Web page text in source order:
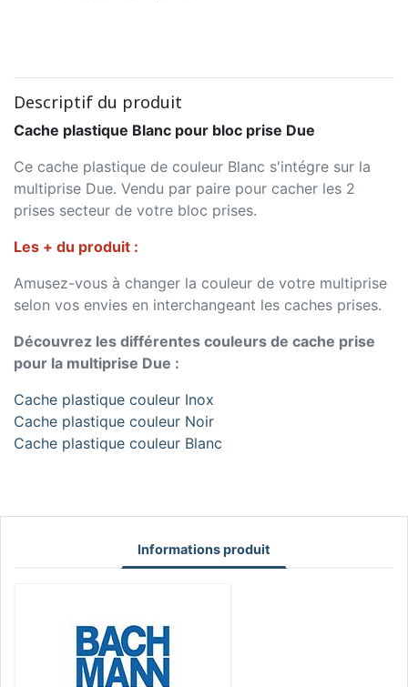
Descriptif du produit
Cache plastique Blanc pour bloc prise Due
Ce cache plastique de couleur Blanc s'intégre sur la
multiprise Due. Vendu par paire pour cacher les 2
prises secteur de votre bloc prises.
Les + du produit :
Amusez-vous à changer la couleur de votre multiprise
selon vos envies en interchangeant les caches prises.
Découvrez les différentes couleurs de cache prise
pour la multiprise Due :
Cache plastique couleur Inox
Cache plastique couleur Noir
Cache plastique couleur Blanc
Informations produit